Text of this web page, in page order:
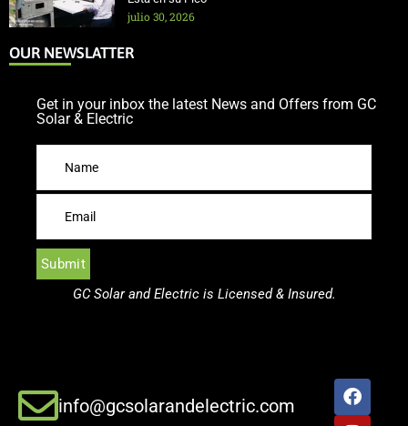
julio 30, 2026
OUR NEWSLATTER
Get in your inbox the latest News and Offers from GC
Solar & Electric
GC Solar and Electric is Licensed & Insured.
info@gcsolarandelectric.com